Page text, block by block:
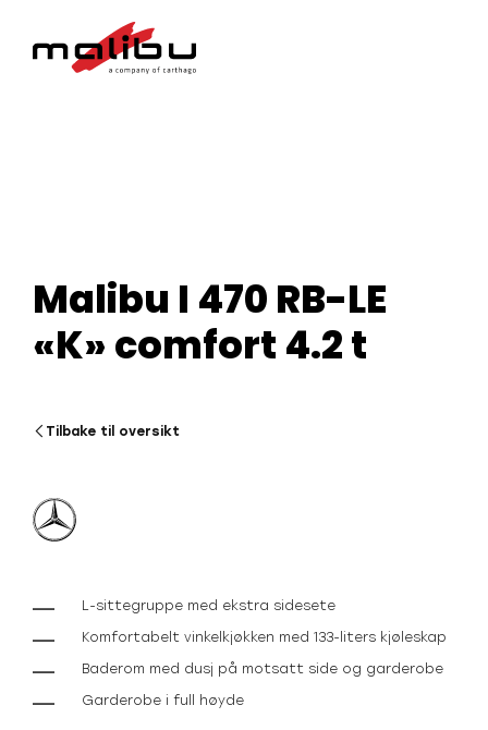
Malibu I 470 RB-LE
«K» comfort 4.2 t
Tilbake til oversikt
L-sittegruppe med ekstra sidesete
Komfortabelt vinkelkjøkken med 133-liters kjøleskap
Baderom med dusj på motsatt side og garderobe
Garderobe i full høyde